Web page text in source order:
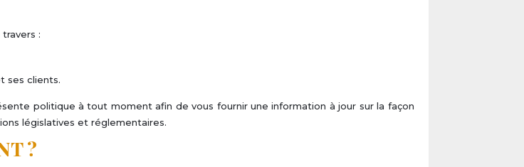
:
ses clients.
politique à tout moment afin de vous fournir une information à jour sur la façon
législatives et réglementaires.
?